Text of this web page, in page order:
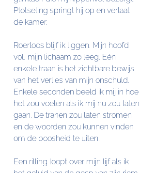
Plotseling springt hij op en verlaat
de kamer.
Roerloos blijf ik liggen. Mijn hoofd
vol, mijn lichaam zo leeg. Eén
enkele traan is het zichtbare bewijs
van het verlies van mijn onschuld.
Enkele seconden beeld ik mij in hoe
het zou voelen als ik mij nu zou laten
gaan. De tranen zou laten stromen
en de woorden zou kunnen vinden
om de boosheid te uiten.
Een rilling loopt over mijn lijf als ik